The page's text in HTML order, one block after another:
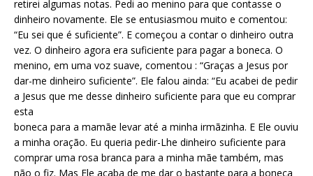
retirei algumas notas. Pedi ao menino para que contasse o
dinheiro novamente. Ele se entusiasmou muito e comentou:
“Eu sei que é suficiente”. E começou a contar o dinheiro outra
vez. O dinheiro agora era suficiente para pagar a boneca. O
menino, em uma voz suave, comentou : “Graças a Jesus por
dar-me dinheiro suficiente”. Ele falou ainda: “Eu acabei de pedir
a Jesus que me desse dinheiro suficiente para que eu comprar
esta
boneca para a mamãe levar até a minha irmãzinha. E Ele ouviu
a minha oração. Eu queria pedir-Lhe dinheiro suficiente para
comprar uma rosa branca para a minha mãe também, mas
não o fiz. Mas Ele acaba de me dar o bastante para a boneca